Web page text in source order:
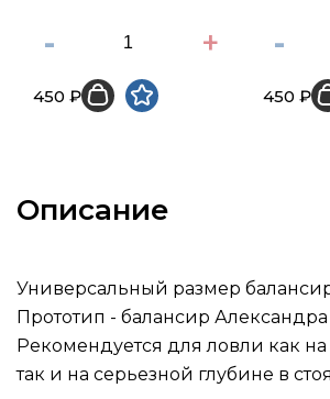
- +
450 ₽
-
450 ₽
Описание
Универсальный размер
Прототип - балансир
Рекомендуется для ловли как
так и на серьезной глубине в